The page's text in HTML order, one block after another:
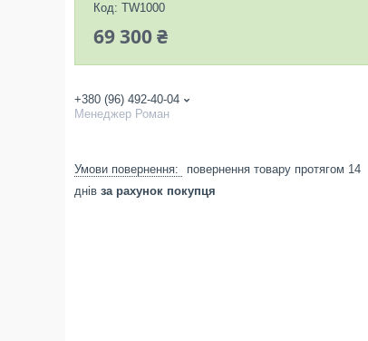
Код: TW1000
69 300 ₴
+380 (96) 492-40-04
Менеджер Роман
повернення товару протягом 14
днів за рахунок покупця